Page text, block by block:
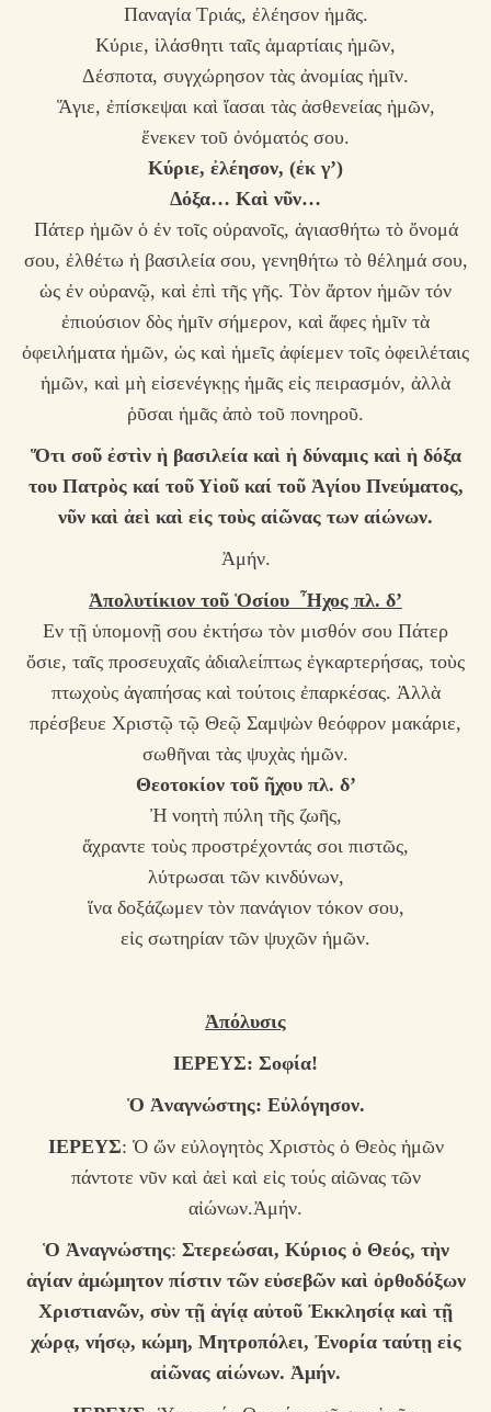
Παναγία Τριάς, ἐλέησον ἡμᾶς.
Κύριε, ἱλάσθητι ταῖς ἁμαρτίαις ἡμῶν,
Δέσποτα, συγχώρησον τὰς ἀνομίας ἡμῖν.
Ἅγιε, ἐπίσκεψαι καὶ ἴασαι τὰς ἀσθενείας ἡμῶν,
ἕνεκεν τοῦ ὀνόματός σου.
Κύριε, ἐλέησον, (ἐκ γ’)
Δόξα… Καὶ νῦν…
Πάτερ ἡμῶν ὁ ἐν τοῖς οὐρανοῖς, ἁγιασθήτω τὸ ὄνομά
σου, ἐλθέτω ἡ βασιλεία σου, γενηθήτω τὸ θέλημά σου,
ὡς ἐν οὐρανῷ, καὶ ἐπὶ τῆς γῆς. Τὸν ἄρτον ἡμῶν τόν
ἐπιούσιον δὸς ἡμῖν σήμερον, καὶ ἄφες ἡμῖν τὰ
ὀφειλήματα ἡμῶν, ὡς καὶ ἡμεῖς ἀφίεμεν τοῖς ὀφειλέταις
ἡμῶν, καὶ μὴ εἰσενέγκῃς ἡμᾶς εἰς πειρασμόν, ἀλλὰ
ῥῦσαι ἡμᾶς ἀπὸ τοῦ πονηροῦ.
Ὅτι σοῦ ἐστὶν ἡ βασιλεία καὶ ἡ δύναμις καὶ ἡ δόξα
του Πατρὸς καί τοῦ Υἱοῦ καί τοῦ Ἁγίου Πνεύματος,
νῦν καὶ ἀεὶ καὶ εἰς τοὺς αἰῶνας των αἰώνων.
Ἀμήν.
Ἀπολυτίκιον τοῦ Ὁσίου Ἦχος πλ. δ’
Εν τῇ ὑπομονῇ σου ἐκτήσω τὸν μισθόν σου Πάτερ
ὄσιε, ταῖς προσευχαῖς ἀδιαλείπτως ἐγκαρτερήσας, τοὺς
πτωχοὺς ἀγαπήσας καὶ τούτοις ἐπαρκέσας. Ἀλλὰ
πρέσβευε Χριστῷ τῷ Θεῷ Σαμψὼν θεόφρον μακάριε,
σωθῆναι τὰς ψυχὰς ἡμῶν.
Θεοτοκίον τοῦ ῆχου πλ. δ’
Ἠ νοητὴ πύλη τῆς ζωῆς,
ἄχραντε τοὺς προστρέχοντάς σοι πιστῶς,
λύτρωσαι τῶν κινδύνων,
ἵνα δοξάζωμεν τὸν πανάγιον τόκον σου,
εἰς σωτηρίαν τῶν ψυχῶν ἡμῶν.
Ἀπόλυσις
ΙΕΡΕΥΣ: Σοφία!
Ὁ Ἀναγνώστης: Εὐλόγησον.
ΙΕΡΕΥΣ: Ὁ ὤν εὐλογητὸς Χριστὸς ὁ Θεὸς ἡμῶν
πάντοτε νῦν καὶ ἀεὶ καὶ εἰς τούς αἰῶνας τῶν
αἰώνων.Ἀμήν.
Ὁ Ἀναγνώστης: Στερεώσαι, Κύριος ὁ Θεός, τὴν
ἁγίαν ἀμώμητον πίστιν τῶν εὐσεβῶν καὶ ὀρθοδόξων
Χριστιανῶν, σὺν τῇ ἁγίᾳ αὐτοῦ Ἐκκλησίᾳ καὶ τῇ
χώρᾳ, νήσῳ, κώμη, Μητροπόλει, Ἐνορία ταύτῃ εἰς
αἰῶνας αἰώνων. Ἀμήν.